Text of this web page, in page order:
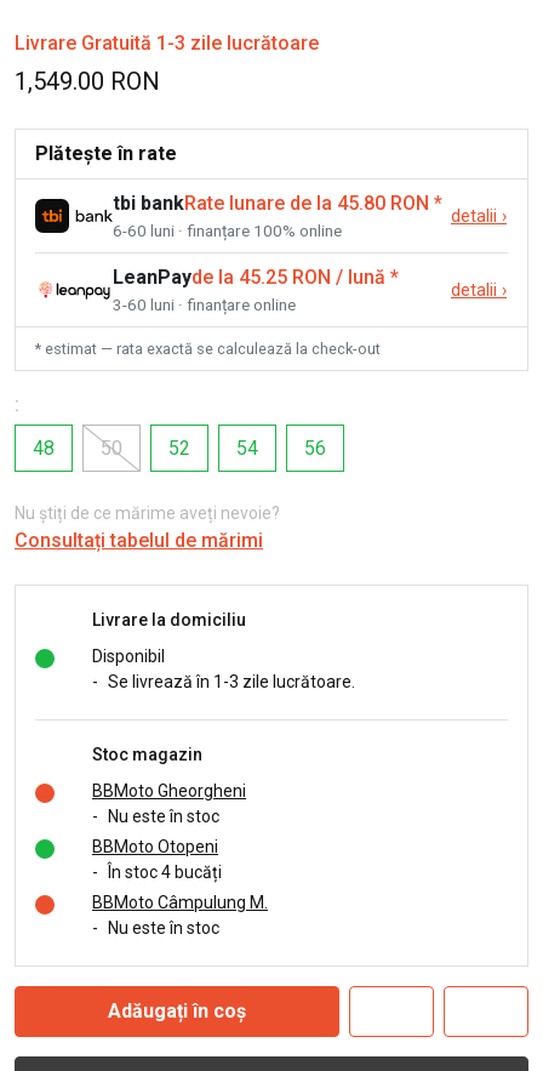
Livrare Gratuită 1-3 zile lucrătoare
1,549.00 RON
Plătește în rate
tbi bankRate lunare de la 45.80 RON *
6-60 luni · finanțare 100% online
detalii ›
LeanPayde la 45.25 RON / lună *
3-60 luni · finanțare online
detalii ›
* estimat — rata exactă se calculează la check-out
:
48
50 52 54 56
Nu știți de ce mărime aveți nevoie?
Consultați tabelul de mărimi
Livrare la domiciliu
Disponibil
- Se livrează în 1-3 zile lucrătoare.
Stoc magazin
BBMoto Gheorgheni
-
Nu este în stoc
BBMoto Otopeni
-
În stoc 4 bucăți
BBMoto Câmpulung M.
-
Nu este în stoc
Adăugați în coș